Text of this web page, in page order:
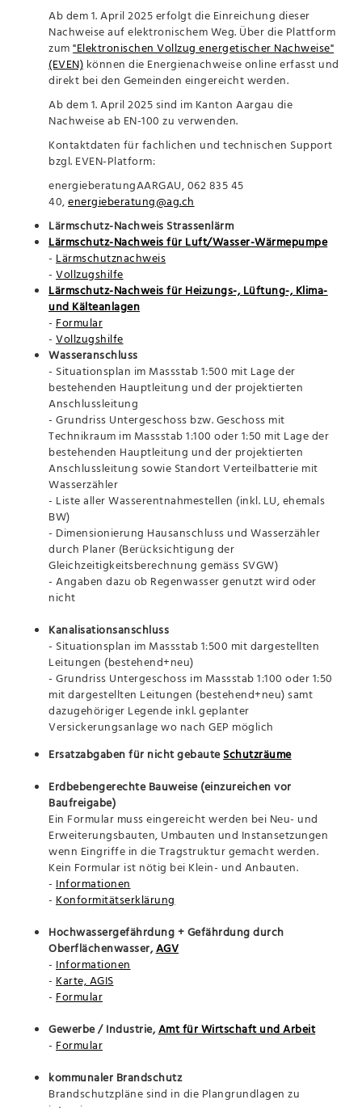
Ab dem 1. April 2025 erfolgt die Einreichung dieser
Nachweise auf elektronischem Weg. Über die Plattform
zum"Elektronischen Vollzug energetischer Nachweise"
(EVEN) können die Energienachweise online erfasst und
direkt bei den Gemeinden eingereicht werden.
Ab dem 1. April 2025 sind im Kanton Aargau die
Nachweise ab EN-100 zu verwenden.
Kontaktdaten für fachlichen und technischen Support
bzgl. EVEN-Platform:
energieberatungAARGAU, 062 835 45
40,energieberatung@ag.ch
Lärmschutz-Nachweis Strassenlärm
Lärmschutz-Nachweis für Luft/Wasser-Wärmepumpe
- Lärmschutznachweis
- Vollzugshilfe
Lärmschutz-Nachweis für Heizungs-, Lüftung-, Klima-
und Kälteanlagen
- Formular
- Vollzugshilfe
Wasseranschluss
- Situationsplan im Massstab 1:500 mit Lage der
bestehenden Hauptleitung und der projektierten
Anschlussleitung
- Grundriss Untergeschoss bzw. Geschoss mit
Technikraum im Massstab 1:100 oder 1:50 mit Lage der
bestehenden Hauptleitung und der projektierten
Anschlussleitung sowie Standort Verteilbatterie mit
Wasserzähler
- Liste aller Wasserentnahmestellen (inkl. LU, ehemals
BW)
- Dimensionierung Hausanschluss und Wasserzähler
durch Planer (Berücksichtigung der
Gleichzeitigkeitsberechnung gemäss SVGW)
- Angaben dazu ob Regenwasser genutzt wird oder
nicht
Kanalisationsanschluss
- Situationsplan im Massstab 1:500 mit dargestellten
Leitungen (bestehend+neu)
- Grundriss Untergeschoss im Massstab 1:100 oder 1:50
mit dargestellten Leitungen (bestehend+neu) samt
dazugehöriger Legende inkl. geplanter
Versickerungsanlage wo nach GEP möglich
Ersatzabgaben für nicht gebauteSchutzräume
Erdbebengerechte Bauweise (einzureichen vor
Baufreigabe)
Ein Formular muss eingereicht werden bei Neu- und
Erweiterungsbauten, Umbauten und Instansetzungen
wenn Eingriffe in die Tragstruktur gemacht werden.
Kein Formular ist nötig bei Klein- und Anbauten.
- Informationen
- Konformitätserklärung
Hochwassergefährdung + Gefährdung durch
Oberflächenwasser,AGV
- Informationen
- Karte, AGIS
- Formular
Gewerbe / Industrie,Amt für Wirtschaft und Arbeit
- Formular
kommunaler Brandschutz
Brandschutzpläne sind in die Plangrundlagen zu